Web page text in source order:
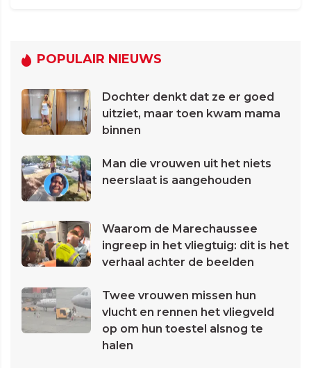
POPULAIR NIEUWS
Dochter denkt dat ze er goed
uitziet, maar toen kwam mama
binnen
Man die vrouwen uit het niets
neerslaat is aangehouden
Waarom de Marechaussee
ingreep in het vliegtuig: dit is het
verhaal achter de beelden
Twee vrouwen missen hun
vlucht en rennen het vliegveld
op om hun toestel alsnog te
halen